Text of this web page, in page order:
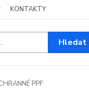
KONTAKTY
Hledat
PPF